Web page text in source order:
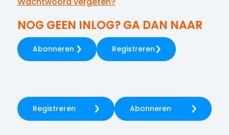
NOG GEEN INLOG? GA DAN NAAR
Abonneren Registreren
Registreren Abonneren